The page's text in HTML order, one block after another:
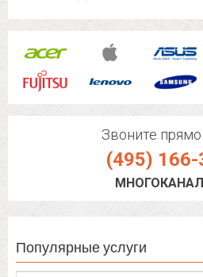
Звоните прямо
(495)
Популярные услуги